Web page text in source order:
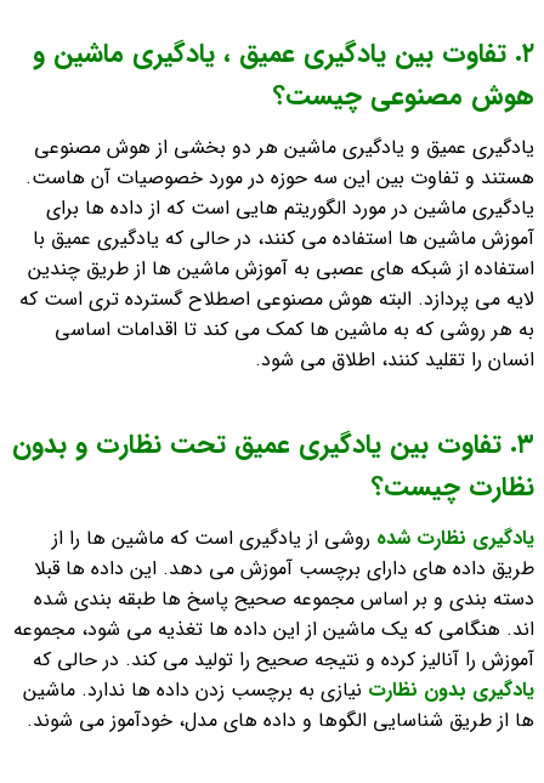
٢. تفاوت بین یادگیری عمیق ، یادگیری ماشین و
هوش مصنوعی چیست؟
یادگیری عمیق و یادگیری ماشین هر دو بخشی از هوش مصنوعی
هستند و تفاوت بین این سه حوزه در مورد خصوصیات آن هاست.
یادگیری ماشین در مورد الگوریتم هایی است که از داده ها برای
آموزش ماشین ها استفاده می کنند، در حالی که یادگیری عمیق با
استفاده از شبکه های عصبی به آموزش ماشین ها از طریق چندین
لایه می پردازد. البته هوش مصنوعی اصطلاح گسترده تری است که
به هر روشی که به ماشین ها کمک می کند تا اقدامات اساسی
انسان را تقلید کنند، اطلاق می شود.
٣. تفاوت بین یادگیری عمیق تحت نظارت و بدون
نظارت چیست؟
یادگیری نظارت شده روشی از یادگیری است که ماشین ها را از
طریق داده های دارای برچسب آموزش می دهد. این داده ها قبلا
دسته بندی و بر اساس مجموعه صحیح پاسخ ها طبقه بندی شده
اند. هنگامی که یک ماشین از این داده ها تغذیه می شود، مجموعه
آموزش را آنالیز کرده و نتیجه صحیح را تولید می کند. در حالی که
یادگیری بدون نظارت نیازی به برچسب زدن داده ها ندارد. ماشین
ها از طریق شناسایی الگوها و داده های مدل، خودآموز می شوند.